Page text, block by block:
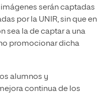
serán captadas
por la UNIR, sin que en
sea la de captar a una
promocionar dicha
alumnos y
continua de los